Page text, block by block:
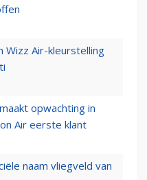
Wizz Air-kleurstelling
opwachting in
Air eerste klant
naam vliegveld van